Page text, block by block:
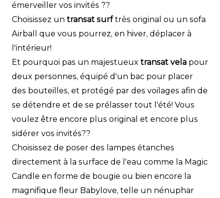
émerveiller vos invités ??
Choisissez un transat surftrès original ou un sofa
Airball que vous pourrez, en hiver, déplacer à
l'intérieur!
Et pourquoi pas un majestueux transat vela pour
deux personnes, équipé d'un bac pour placer
des bouteilles, et protégé par des voilages afin de
se détendre et de se prélasser tout l'été! Vous
voulez être encore plus original et encore plus
sidérer vos invités??
Choisissez de poser des lampes étanches
directement à la surface de l'eau comme la Magic
Candle en forme de bougie ou bien encore la
magnifique fleur Babylove, telle un nénuphar